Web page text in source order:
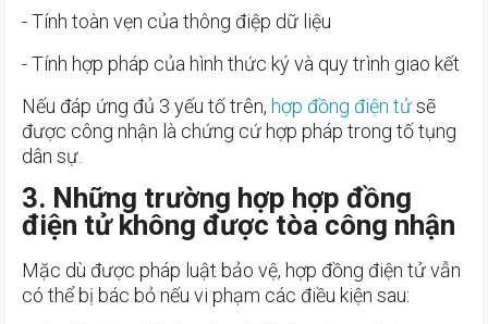
- Tính toàn vẹn của thông điệp dữ liệu
- Tính hợp pháp của hình thức ký và quy trình giao kết
Nếu đáp ứng đủ 3 yếu tố trên, hợp đồng điện tửsẽ
được công nhận là chứng cứ hợp pháp trong tố tụng
dân sự.
3. Những trường hợp hợp đồng
điện tử không được tòa công nhận
Mặc dù được pháp luật bảo vệ, hợp đồng điện tử vẫn
có thể bị bác bỏ nếu vi phạm các điều kiện sau: